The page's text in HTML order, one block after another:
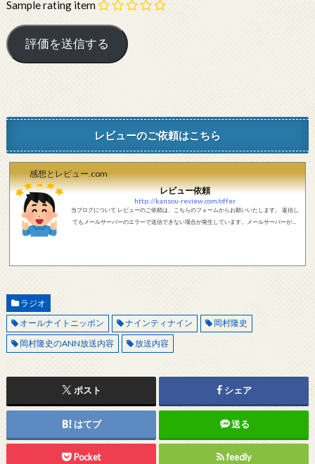
Sample rating item
レビューのご依頼はこちら
感想とレビュー.com
レビュー依頼
http://kansou-review.com/offer
当ブログについて レビューのご依頼は、こちらのフォームからお願いいたします。 返信し
てもメールサーバーのエラーで送信できない場合が発生しています。メールサーバーが正
ラジオ
オールナイトニッポン
ナインティナイン
岡村隆史
岡村隆史のANN放送内容
放送内容
ポスト シェア
はてブ 送る
Pocket feedly